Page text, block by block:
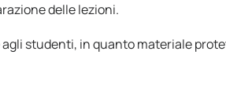
delle lezioni.
studenti, in quanto materiale